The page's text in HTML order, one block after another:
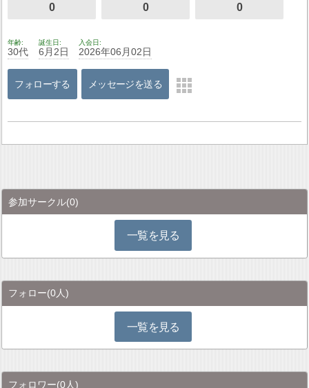
0 0 0
年齢
30代
誕生日
6月2日
入会日
2026年06月02日
フォローする メッセージを送る
参加サークル(0)
一覧を見る
フォロー(0人)
一覧を見る
フォロワー(0人)